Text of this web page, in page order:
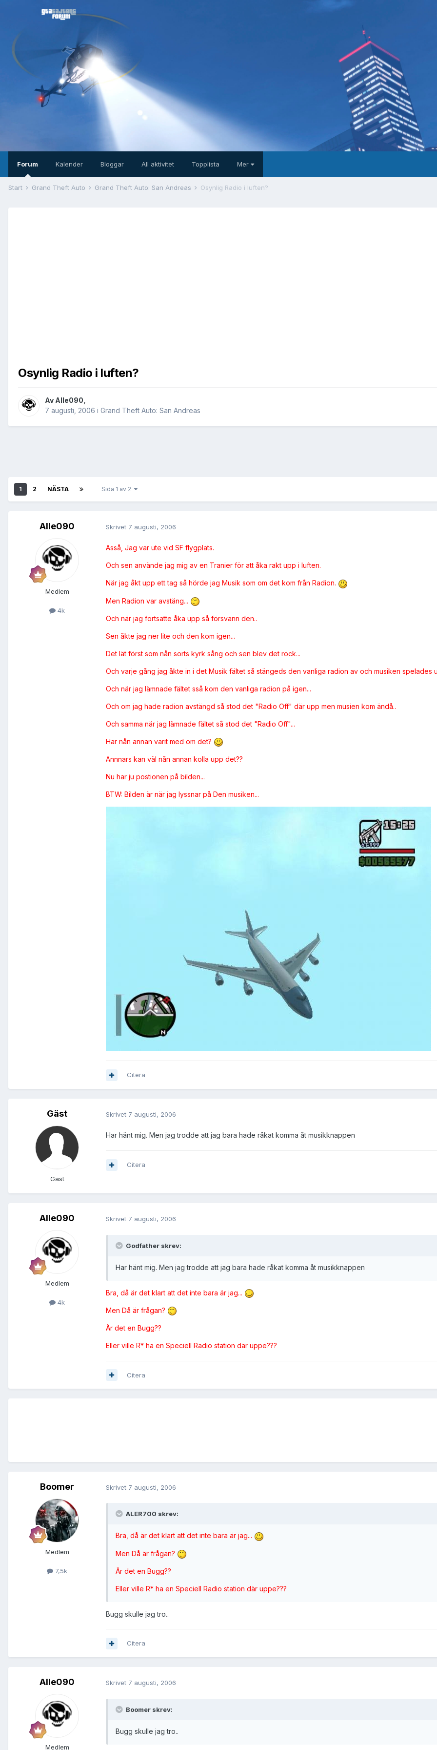
Forum Kalender Bloggar All aktivitet Topplista Mer
Start Grand Theft Auto Grand Theft Auto: San Andreas Osynlig Radio i luften?
Osynlig Radio i luften?
Av Alle090
7 augusti, 2006 i Grand Theft Auto: San Andreas
1 2 NÄSTA Sida 1 av 2
Alle090
Medlem
4k
Skrivet 7 augusti, 2006
Asså, Jag var ute vid SF flygplats.
Och sen använde jag mig av en Tranier för att åka rakt upp i luften.
När jag åkt upp ett tag så hörde jag Musik som om det kom från Radion.
Men Radion var avstäng...
Och när jag fortsatte åka upp så försvann den..
Sen åkte jag ner lite och den kom igen...
Det lät först som nån sorts kyrk sång och sen blev det rock...
Och varje gång jag åkte in i det Musik fältet så stängeds den vanliga radion av och musiken spelades
Och när jag lämnade fältet sså kom den vanliga radion på igen...
Och om jag hade radion avstängd så stod det "Radio Off" där upp men musien kom ändå..
Och samma när jag lämnade fältet så stod det "Radio Off"...
Har nån annan varit med om det?
Annnars kan väl nån annan kolla upp det??
Nu har ju postionen på bilden...
BTW: Bilden är när jag lyssnar på Den musiken...
Citera
Gäst
Gäst
Skrivet 7 augusti, 2006
Har hänt mig. Men jag trodde att jag bara hade råkat komma åt musikknappen
Citera
Alle090
Medlem
4k
Skrivet 7 augusti, 2006
Godfather skrev:
Har hänt mig. Men jag trodde att jag bara hade råkat komma åt musikknappen
Bra, då är det klart att det inte bara är jag...
Men Då är frågan?
Är det en Bugg??
Eller ville R* ha en Speciell Radio station där uppe???
Citera
Boomer
Medlem
7,5k
Skrivet 7 augusti, 2006
ALER700 skrev:
Bra, då är det klart att det inte bara är jag...
Men Då är frågan?
Är det en Bugg??
Eller ville R* ha en Speciell Radio station där uppe???
Bugg skulle jag tro..
Citera
Alle090
Medlem
Skrivet 7 augusti, 2006
Boomer skrev:
Bugg skulle jag tro..